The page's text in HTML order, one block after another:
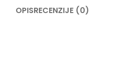
OPISRECENZIJE (0)